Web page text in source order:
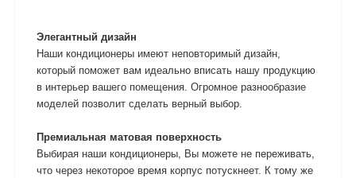
Элегантный дизайн
Наши кондиционеры имеют неповторимый дизайн,
который поможет вам идеально вписать нашу продукцию
в интерьер вашего помещения. Огромное разнообразие
моделей позволит сделать верный выбор.
Премиальная матовая поверхность
Выбирая наши кондиционеры, Вы можете не переживать,
что через некоторое время корпус потускнеет. К тому же